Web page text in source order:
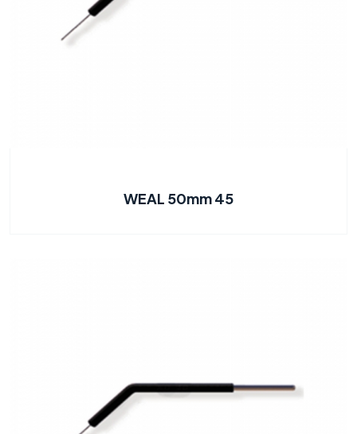
WEAL 50mm 45